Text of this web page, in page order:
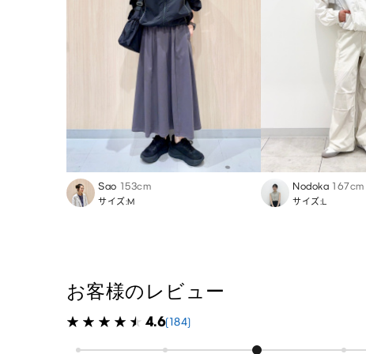
Sao 153cm
サイズ:M
Nodoka 167cm
サイズ:L
お客様のレビュー
4.6(184)